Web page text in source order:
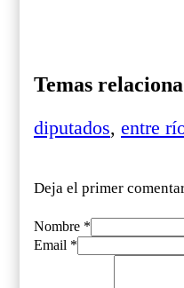
Temas
diputados, entre
Deja el primer
Nombre *
Email *